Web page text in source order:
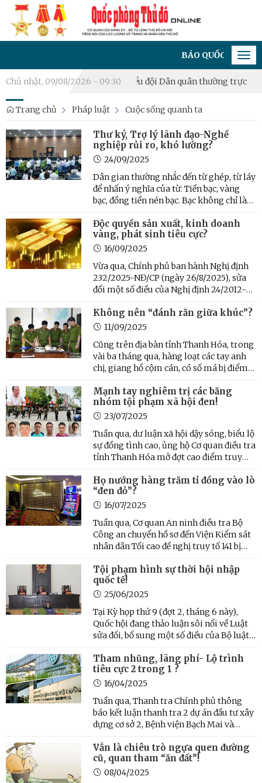
BÁO QUỐC PHÒNG THỦ
Chủ nhật, 09/08/2026 - 09:30
Xã Hòa Lạc thành lập Tiểu đội Dân quân thường trực
Trang chủ Pháp luật Cuộc sống quanh ta
Thư ký, Trợ lý lãnh đạo-Nghề
nghiệp rủi ro, khó lường?
24/09/2025
Dân gian thường nhắc đến từ ghép, từ láy
để nhấn ý nghĩa của từ: Tiền bạc, vàng
bạc, đồng tiền nén bạc. Bạc không chỉ là
ra, đồng tiền bất chính, chẳng vô can lại
chui tọt vào túi ai đó. Và nó cũng bạc bẽo,
...
Độc quyền sản xuất, kinh doanh
vàng, phát sinh tiêu cực?
16/09/2025
Vừa qua, Chính phủ ban hành Nghị định
232/2025-NĐ/CP (ngày 26/8/2025), sửa
đổi một số điều của Nghị định 24/2012-
vàng, chấm dứt cơ chế Nhà nước độc
quyền thương hiệu vàng miếng, mở rộng
Không nên “đánh rắn giữa khúc”?
11/09/2025
Cũng trên địa bàn tỉnh Thanh Hóa, trong
vài ba tháng qua, hàng loạt các tay anh
chị, giang hồ cộm cán, có số má bị điểm
đến như Tuấn “thần đèn”, Đạt “ma”, Mạnh
“gỗ”, Ý “yểng”, Thu “vệ sĩ”, Na “con”, Tài ...
Mạnh tay nghiêm trị các băng
nhóm tội phạm xã hội đen!
23/07/2025
Tuần qua, dư luận xã hội dậy sóng, biểu lộ
sự đồng tình cao, ủng hộ Cơ quan điều tra
tỉnh Thanh Hóa mở đợt cao điểm truy
hoạt động có tổ chức, bắt giữ nhiều
“trùm giang hồ xứ Thanh”.
Họ nướng hàng trăm tỉ đồng vào lò
“đen đỏ”?
16/07/2025
Tuần qua, Cơ quan An ninh điều tra Bộ
Công an chuyển hồ sơ đến Viện Kiểm sát
nhân dân Tối cao đề nghị truy tố 141 bị
đánh bạc” (3 người Hàn Quốc, 2 người
Việt Nam) và 136 bị can tội: “Đánh bạc”;
sự vụ khởi ...
Tội phạm hình sự thời hội nhập
quốc tế!
25/06/2025
Tại Kỳ họp thứ 9 (đợt 2, tháng 6 này),
Quốc hội đang thảo luận sôi nổi về Luật
sửa đổi, bổ sung một số điều của Bộ luật
số điều của Bộ luật Tố tụng hình sự thể
hiện trong Tờ trình của Chính phủ, nhất
là các ...
Tham nhũng, lãng phí- Lộ trình
tiêu cực 2 trong 1 ?
16/04/2025
Tuần qua, Thanh tra Chính phủ thông
báo kết luận thanh tra 2 dự án đầu tư xây
dựng cơ sở 2, Bệnh viện Bạch Mai và
Nam, có dấu hiệu tiêu cực, lãng phí. Sau
10 năm thi công dang dở, vẫn “cỏ mọc um
tùm”, thiệt ...
Vẫn là chiêu trò ngựa quen đường
cũ, quan tham “ăn đất”!
08/04/2025